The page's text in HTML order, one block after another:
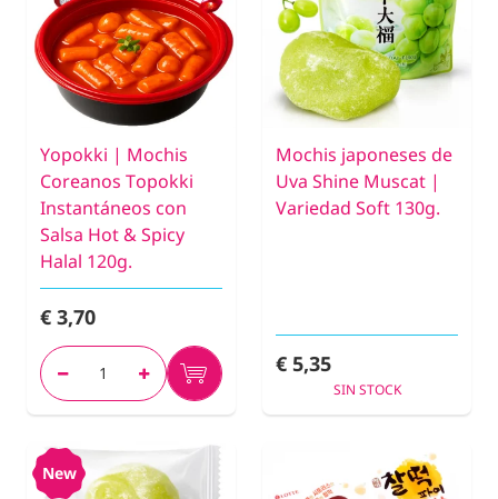
Yopokki | Mochis
Coreanos Topokki
Instantáneos con
Salsa Hot & Spicy
Halal 120g.
€ 3,70
Mochis japoneses de
Uva Shine Muscat |
Variedad Soft 130g.
€ 5,35
SIN STOCK
New